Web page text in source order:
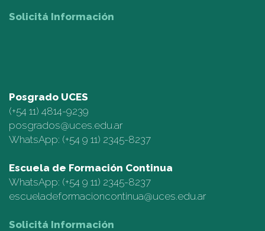
Solicitá Información
Posgrado UCES
(+54 11) 4814-9239
posgrados@uces.edu.ar
WhatsApp: (+54 9 11) 2345-8237
Escuela de Formación Continua
WhatsApp: (+54 9 11) 2345-8237
escueladeformacioncontinua@uces.edu.ar
Solicitá Información